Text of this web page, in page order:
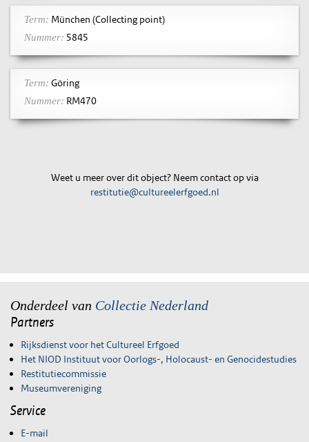
Term: München (Collecting point)
Nummer: 5845
Term: Göring
Nummer: RM470
Weet u meer over dit object? Neem contact op via
restitutie@cultureelerfgoed.nl
Onderdeel van Collectie Nederland
Partners
Rijksdienst voor het Cultureel Erfgoed
Het NIOD Instituut voor Oorlogs-, Holocaust- en Genocidestudies
Restitutiecommissie
Museumvereniging
Service
E-mail